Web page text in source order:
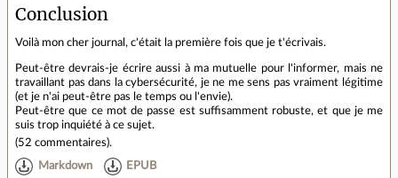
Conclusion
Voilà mon cher journal, c'était la première fois que je t'écrivais.
Peut-être devrais-je écrire aussi à ma mutuelle pour l'informer, mais ne
travaillant pas dans la cybersécurité, je ne me sens pas vraiment légitime
(et je n'ai peut-être pas le temps ou l'envie).
Peut-être que ce mot de passe est suffisamment robuste, et que je me
suis trop inquiété à ce sujet.
(52 commentaires).
Markdown EPUB